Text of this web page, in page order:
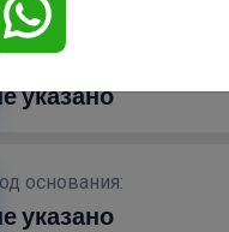
указано
основания:
указано